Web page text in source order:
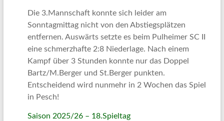
Die 3.Mannschaft konnte sich leider am
Sonntagmittag nicht von den Abstiegsplätzen
entfernen. Auswärts setzte es beim Pulheimer SC II
eine schmerzhafte 2:8 Niederlage. Nach einem
Kampf über 3 Stunden konnte nur das Doppel
Bartz/M.Berger und St.Berger punkten.
Entscheidend wird nunmehr in 2 Wochen das Spiel
in Pesch!
Saison 2025/26 – 18.Spieltag